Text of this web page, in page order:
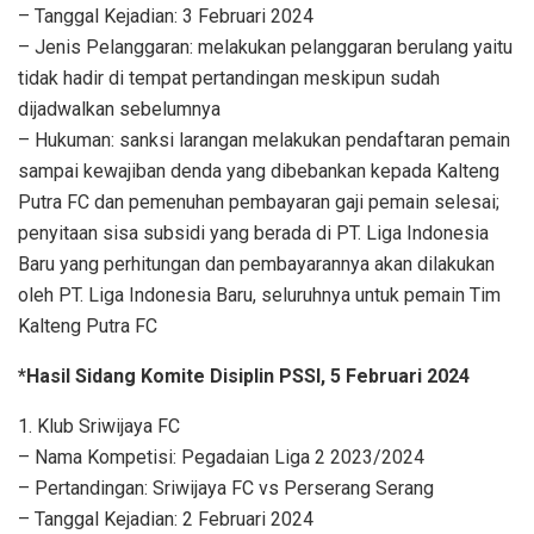
– Tanggal Kejadian: 3 Februari 2024
– Jenis Pelanggaran: melakukan pelanggaran berulang yaitu
tidak hadir di tempat pertandingan meskipun sudah
dijadwalkan sebelumnya
– Hukuman: sanksi larangan melakukan pendaftaran pemain
sampai kewajiban denda yang dibebankan kepada Kalteng
Putra FC dan pemenuhan pembayaran gaji pemain selesai;
penyitaan sisa subsidi yang berada di PT. Liga Indonesia
Baru yang perhitungan dan pembayarannya akan dilakukan
oleh PT. Liga Indonesia Baru, seluruhnya untuk pemain Tim
Kalteng Putra FC
*Hasil Sidang Komite Disiplin PSSI, 5 Februari 2024
1. Klub Sriwijaya FC
– Nama Kompetisi: Pegadaian Liga 2 2023/2024
– Pertandingan: Sriwijaya FC vs Perserang Serang
– Tanggal Kejadian: 2 Februari 2024